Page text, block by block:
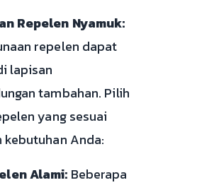
Repelen Nyamuk:
repelen dapat
lapisan
tambahan. Pilih
yang sesuai
kebutuhan Anda:
Alami: Beberapa